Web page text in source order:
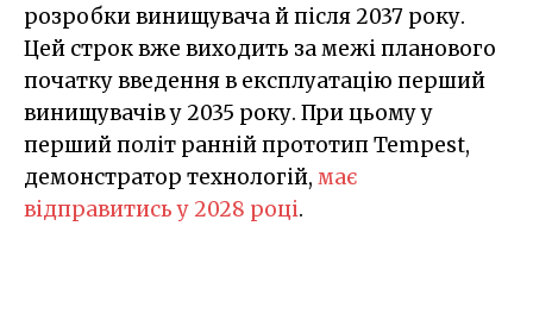
розробки винищувача й після 2037 року.
Цей строк вже виходить за межі планового
початку введення в експлуатацію перший
винищувачів у 2035 року. При цьому у
перший політ ранній прототип Tempest,
демонстратор технологій, має
відправитись у 2028 році.